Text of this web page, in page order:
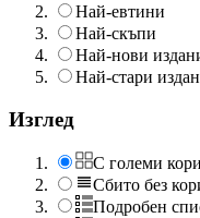
Най-евтини
Най-скъпи
Най-нови
Най-стари
Изглед
С големи
Сбито без
Подробен